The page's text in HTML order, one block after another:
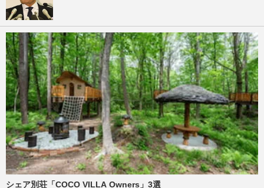
シェア別荘「COCO VILLA Owners」3選